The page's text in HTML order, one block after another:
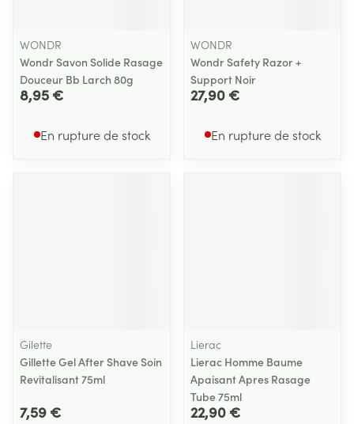
WONDR
Wondr Savon Solide Rasage
Douceur Bb Larch 80g
8,95 €
En rupture de stock
WONDR
Wondr Safety Razor +
Support Noir
27,90 €
En rupture de stock
Gilette
Gillette Gel After Shave Soin
Revitalisant 75ml
7,59 €
Lierac
Lierac Homme Baume
Apaisant Apres Rasage
Tube 75ml
22,90 €